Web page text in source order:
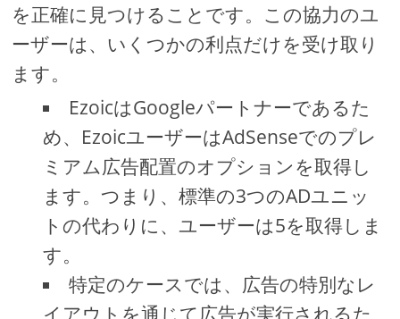
を正確に見つけることです。この協力のユ
ーザーは、いくつかの利点だけを受け取り
ます。
EzoicはGoogleパートナーであるた
め、EzoicユーザーはAdSenseでのプレ
ミアム広告配置のオプションを取得し
ます。つまり、標準の3つのADユニッ
トの代わりに、ユーザーは5を取得しま
す。
特定のケースでは、広告の特別なレ
イアウトを通じて広告が実行されるた